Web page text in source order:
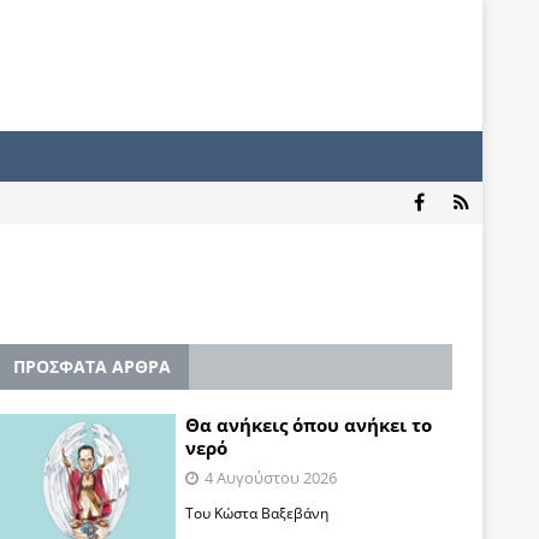
ΠΡΟΣΦΑΤΑ ΑΡΘΡΑ
Θα ανήκεις όπου ανήκει το
νερό
4 Αυγούστου 2026
Του Κώστα Βαξεβάνη